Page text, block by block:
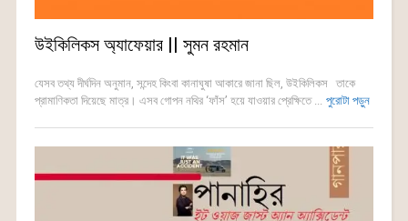
উইকিলিকস অ্যাফেয়ার || সুমন রহমান
যেসব তথ্য দীর্ঘদিন অনুমান, সন্দেহ কিংবা কানাঘুষা আকারে জানা ছিল, উইকিলিকস তাকে
প্রামাণিকতা দিয়েছে মাত্র। এসব গোপন নথির ‘ফাঁস’ হয়ে যাওয়ার প্রেক্ষিতে ... পুরোটা পড়ুন